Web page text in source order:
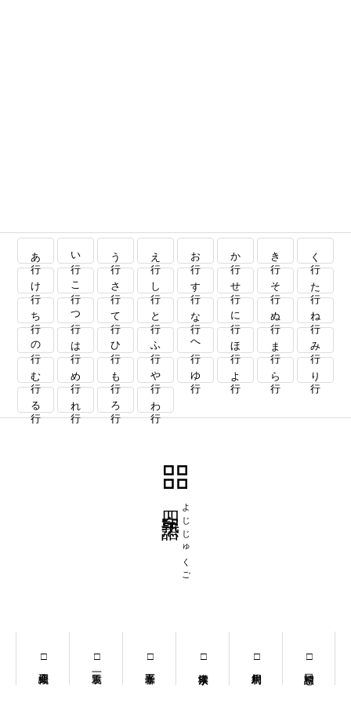
あ行 い行 う行 え行 お行 か行 き行 く行
け行 こ行 さ行 し行 す行 せ行 そ行 た行
ち行 つ行 て行 と行 な行 に行 ぬ行 ね行
の行 は行 ひ行 ふ行 へ行 ほ行 ま行 み行
む行 め行 も行 や行 ゆ行 よ行 ら行 り行
る行 れ行 ろ行 わ行
よじじゅくご